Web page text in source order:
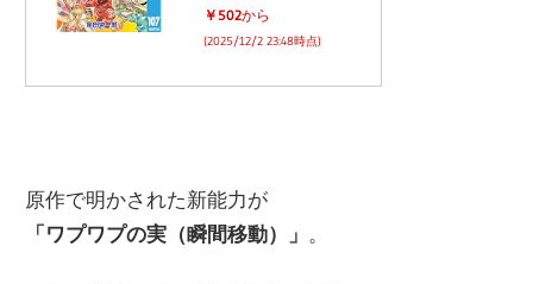
￥502から
(2025/12/2 23:48時点)
原作で明かされた新能力が
「ワプワプの実（瞬間移動）」 。